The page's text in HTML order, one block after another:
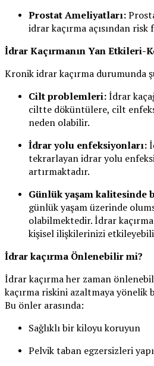
Prostat Ameliyatları:
idrar kaçırma açısından risk
İdrar Kaçırmanın Yan Etkileri-
Kronik idrar kaçırma durumunda
Cilt problemleri:İdrar
ciltte döküntülere, cilt
neden olabilir.
İdrar yolu enfeksiyonları:
tekrarlayan idrar yolu
artırmaktadır.
Günlük yaşam kalitesinde
günlük yaşam üzerinde
olabilmektedir. İdrar
kişisel ilişkilerinizi
İdrar kaçırma Önlenebilir mi?
İdrar kaçırma her zaman
kaçırma riskini azaltmaya yönelik
Bu önler arasında:
Sağlıklı bir kiloyu koruyun
Pelvik taban egzersizleri